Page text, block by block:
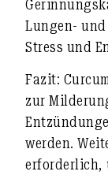
Lungen-
Stress und
Fazit:
zur
werden.
erforderlich,